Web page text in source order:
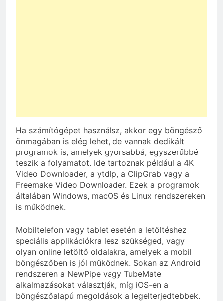
Ha számítógépet használsz, akkor egy böngésző
önmagában is elég lehet, de vannak dedikált
programok is, amelyek gyorsabbá, egyszerűbbé
teszik a folyamatot. Ide tartoznak például a 4K
Video Downloader, a ytdlp, a ClipGrab vagy a
Freemake Video Downloader. Ezek a programok
általában Windows, macOS és Linux rendszereken
is működnek.
Mobiltelefon vagy tablet esetén a letöltéshez
speciális applikációkra lesz szükséged, vagy
olyan online letöltő oldalakra, amelyek a mobil
böngészőben is jól működnek. Sokan az Android
rendszeren a NewPipe vagy TubeMate
alkalmazásokat választják, míg iOS-en a
böngészőalapú megoldások a legelterjedtebbek.